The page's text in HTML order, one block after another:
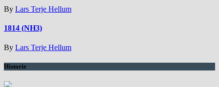
By Lars Terje Hellum
1814 (NH3)
By Lars Terje Hellum
Historie